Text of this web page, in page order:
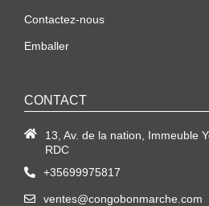
Contactez-nous
Emballer
CONTACT
13, Av. de la nation, Immeuble
RDC
+35699975817
ventes@congobonmarche.com